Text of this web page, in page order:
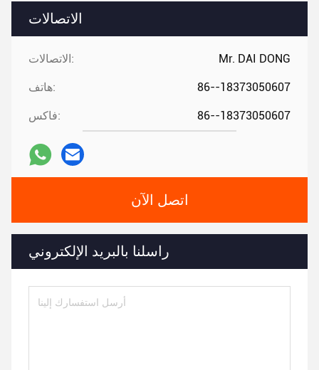
الاتصالات
الاتصالات: Mr. DAI DONG
هاتف: 86--18373050607
فاكس: 86--18373050607
اتصل الآن
راسلنا بالبريد الإلكتروني